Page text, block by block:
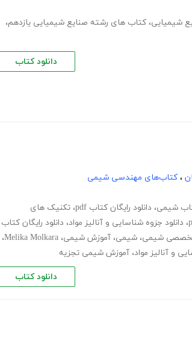
شیمیایی، کتاب های رشته صنایع شیمیایی یازدهم،
دانلود کتاب
، کتاب‌های مهندسی شیمی
شیمی، دانلود رایگان کتاب pdf ، تکنیک های
، دانلود جزوه شناسایی و آنالیز مواد، دانلود رایگان کتاب
تخصصی شیمی، شیمی، آموزش شیمی، Melika Molkara،
و آنالیز مواد، آموزش شیمی تجزیه
دانلود کتاب